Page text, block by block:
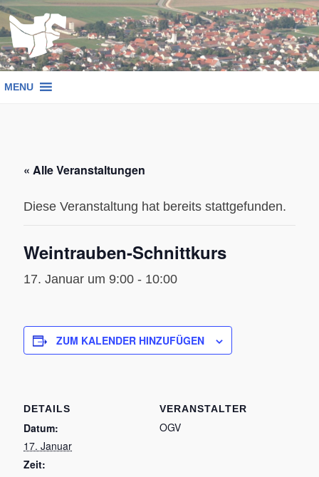
Zum
Inhalt
springen
MENU
« Alle Veranstaltungen
Diese Veranstaltung hat bereits stattgefunden.
Weintrauben-Schnittkurs
17. Januar um 9:00 - 10:00
ZUM KALENDER HINZUFÜGEN
DETAILS
Datum:
17. Januar
Zeit:
VERANSTALTER
OGV